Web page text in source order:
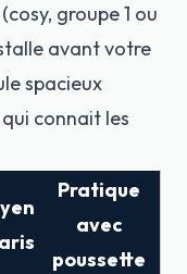
groupe 1 ou
avant votre
spacieux
connait les
Pratique
avec
poussette